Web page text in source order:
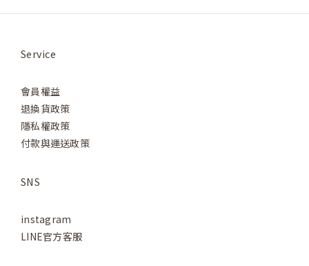
Service
會員權益
退換貨政策
隱私權政策
付款與運送政策
SNS
instagram
LINE官方客服